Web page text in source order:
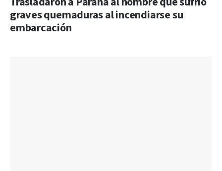
graves quemaduras al incendiarse su
embarcación